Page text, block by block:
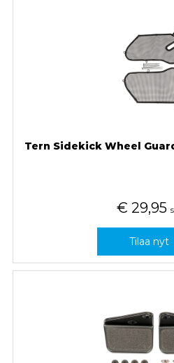
Tern Sidekick Wheel
€ 29,95
Tilaa nyt